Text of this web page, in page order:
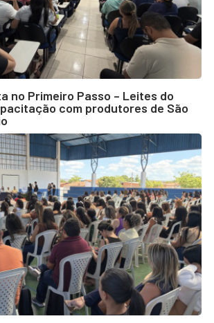
no Primeiro Passo – Leites do
com produtores de São